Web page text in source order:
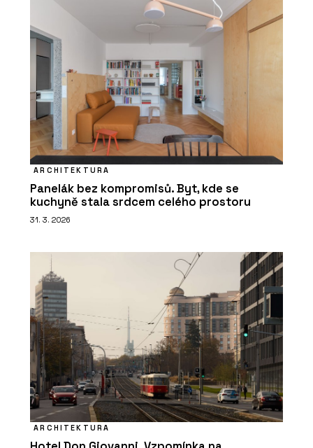
ARCHITEKTURA
Panelák bez kompromisů. Byt, kde se
kuchyně stala srdcem celého prostoru
31. 3. 2026
ARCHITEKTURA